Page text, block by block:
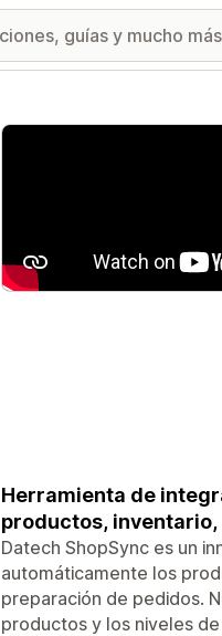
Galería de imágenes
Herramienta de
productos,
Datech ShopSync es un
automáticamente los
preparación de pedidos.
productos y los niveles